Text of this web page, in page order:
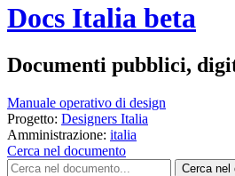
Docs Italia beta
Documenti pubblici,
Manuale operativo di design
Progetto: Designers Italia
Amministrazione: italia
Cerca nel documento
Cerca nel